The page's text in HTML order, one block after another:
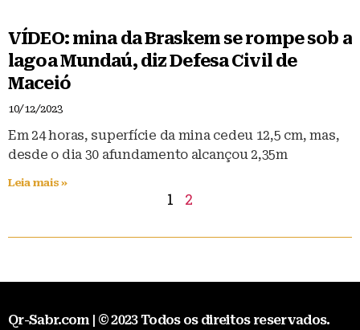
VÍDEO: mina da Braskem se rompe sob a
lagoa Mundaú, diz Defesa Civil de
Maceió
10/12/2023
Em 24 horas, superfície da mina cedeu 12,5 cm, mas,
desde o dia 30 afundamento alcançou 2,35m
Leia mais »
1 2
Qr-Sabr.com | © 2023 Todos os direitos reservados.